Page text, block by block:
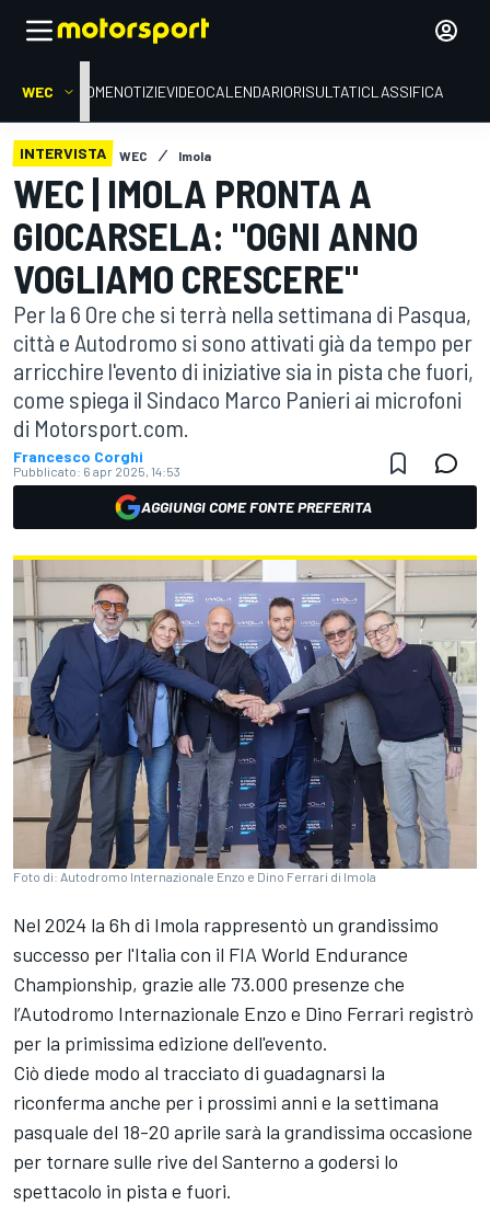
WEC HOMENOTIZIEVIDEOCALENDARIORISULTATICLASSIFICA
INTERVISTA WEC Imola
WEC | IMOLA PRONTA A
GIOCARSELA: "OGNI ANNO
VOGLIAMO CRESCERE"
Per la 6 Ore che si terrà nella settimana di Pasqua,
città e Autodromo si sono attivati già da tempo per
arricchire l'evento di iniziative sia in pista che fuori,
come spiega il Sindaco Marco Panieri ai microfoni
di Motorsport.com.
Francesco Corghi
Pubblicato: 6 apr 2025, 14:53
AGGIUNGI COME FONTE PREFERITA
Foto di: Autodromo Internazionale Enzo e Dino Ferrari di Imola
Nel 2024 la 6h di Imola rappresentò un grandissimo
successo per l'Italia con il FIA World Endurance
Championship, grazie alle 73.000 presenze che
l’Autodromo Internazionale Enzo e Dino Ferrari registrò
per la primissima edizione dell'evento.
Ciò diede modo al tracciato di guadagnarsi la
riconferma anche per i prossimi anni e la settimana
pasquale del 18-20 aprile sarà la grandissima occasione
per tornare sulle rive del Santerno a godersi lo
spettacolo in pista e fuori.